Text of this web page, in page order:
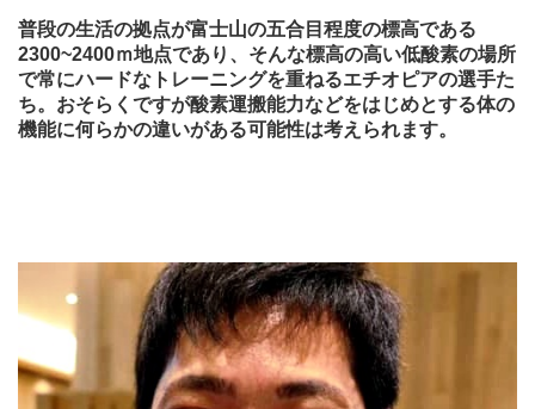
普段の生活の拠点が富士山の五合目程度の標高である
2300~2400ｍ地点であり、そんな標高の高い低酸素の場所
で常にハードなトレーニングを重ねるエチオピアの選手た
ち。おそらくですが酸素運搬能力などをはじめとする体の
機能に何らかの違いがある可能性は考えられます。